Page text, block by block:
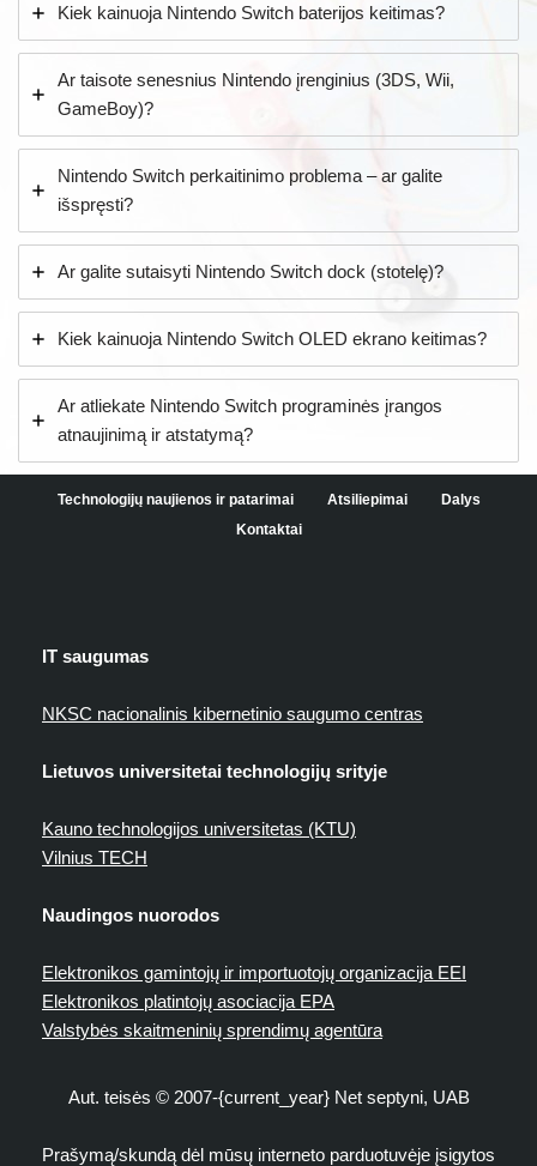
Kiek kainuoja Nintendo Switch baterijos keitimas?
Ar taisote senesnius Nintendo įrenginius (3DS, Wii,
GameBoy)?
Nintendo Switch perkaitinimo problema – ar galite
išspręsti?
Ar galite sutaisyti Nintendo Switch dock (stotelę)?
Kiek kainuoja Nintendo Switch OLED ekrano keitimas?
Ar atliekate Nintendo Switch programinės įrangos
atnaujinimą ir atstatymą?
Technologijų naujienos ir patarimai Atsiliepimai
Dalys
Kontaktai
IT saugumas
NKSC nacionalinis kibernetinio saugumo centras
Lietuvos universitetai technologijų srityje
Kauno technologijos universitetas (KTU)
Vilnius TECH
Naudingos nuorodos
Elektronikos gamintojų ir importuotojų organizacija EEI
Elektronikos platintojų asociacija EPA
Valstybės skaitmeninių sprendimų agentūra
Aut. teisės © 2007-{current_year} Net septyni, UAB
Prašymą/skundą dėl mūsų interneto parduotuvėje įsigytos